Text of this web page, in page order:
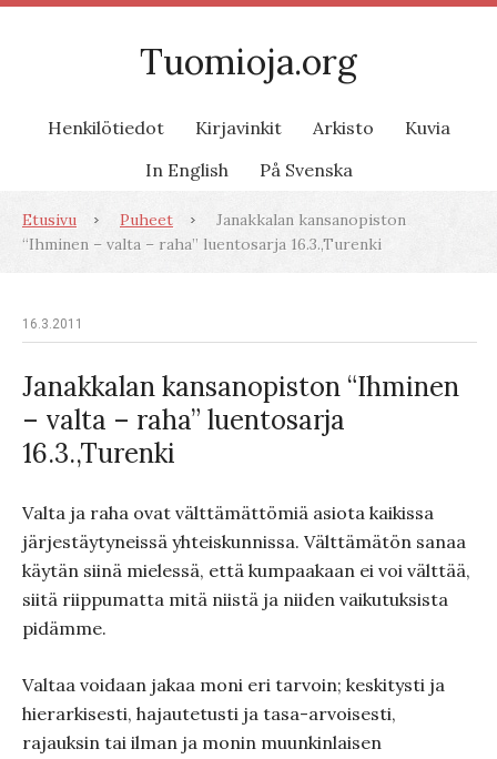
Tuomioja.org
Henkilötiedot Kirjavinkit Arkisto
Kuvia
In English
På Svenska
Etusivu Puheet
Janakkalan kansanopiston
“Ihminen – valta – raha” luentosarja 16.3.,Turenki
16.3.2011
Janakkalan kansanopiston “Ihminen
– valta – raha” luentosarja
16.3.,Turenki
Valta ja raha ovat välttämättömiä asiota kaikissa
järjestäytyneissä yhteiskunnissa. Välttämätön sanaa
käytän siinä mielessä, että kumpaakaan ei voi välttää,
siitä riippumatta mitä niistä ja niiden vaikutuksista
pidämme.
Valtaa voidaan jakaa moni eri tarvoin; keskitysti ja
hierarkisesti, hajautetusti ja tasa-arvoisesti,
rajauksin tai ilman ja monin muunkinlaisen